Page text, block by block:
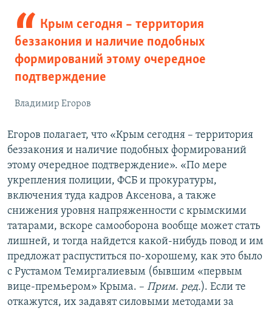
Крым сегодня – территория
беззакония и наличие подобных
формирований этому очередное
подтверждение
Владимир Егоров
Егоров полагает, что «Крым сегодня – территория
беззакония и наличие подобных формирований
этому очередное подтверждение». «По мере
укрепления полиции, ФСБ и прокуратуры,
включения туда кадров Аксенова, а также
снижения уровня напряженности с крымскими
татарами, вскоре самооборона вообще может стать
лишней, и тогда найдется какой-нибудь повод и им
предложат распуститься по-хорошему, как это было
с Рустамом Темиргалиевым (бывшим «первым
вице-премьером» Крыма. – Прим. ред.). Если те
откажутся, их задавят силовыми методами за